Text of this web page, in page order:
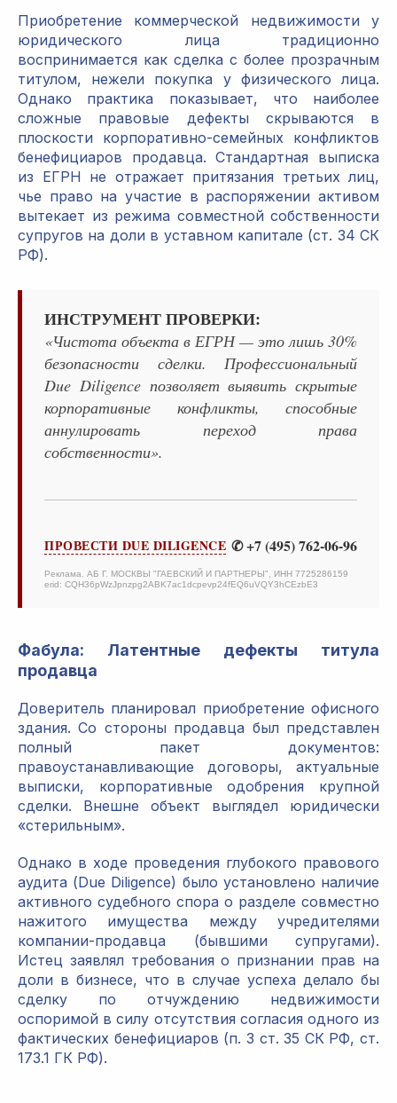
Приобретение коммерческой недвижимости у
юридического лица традиционно
воспринимается как сделка с более прозрачным
титулом, нежели покупка у физического лица.
Однако практика показывает, что наиболее
сложные правовые дефекты скрываются в
плоскости корпоративно-семейных конфликтов
бенефициаров продавца. Стандартная выписка
из ЕГРН не отражает притязания третьих лиц,
чье право на участие в распоряжении активом
вытекает из режима совместной собственности
супругов на доли в уставном капитале (ст. 34 СК
РФ).
ИНСТРУМЕНТ ПРОВЕРКИ:
«Чистота объекта в ЕГРН — это лишь 30%
безопасности сделки. Профессиональный
Due Diligence позволяет выявить скрытые
корпоративные конфликты, способные
аннулировать переход права
собственности».
ПРОВЕСТИ DUE DILIGENCE ✆ +7 (495) 762-06-96
Реклама. АБ Г. МОСКВЫ "ГАЕВСКИЙ И ПАРТНЕРЫ", ИНН 7725286159
erid: CQH36pWzJpnzpg2ABK7ac1dcpevp24fEQ6uVQY3hCEzbE3
Фабула: Латентные дефекты титула
продавца
Доверитель планировал приобретение офисного
здания. Со стороны продавца был представлен
полный пакет документов:
правоустанавливающие договоры, актуальные
выписки, корпоративные одобрения крупной
сделки. Внешне объект выглядел юридически
«стерильным».
Однако в ходе проведения глубокого правового
аудита (Due Diligence) было установлено наличие
активного судебного спора о разделе совместно
нажитого имущества между учредителями
компании-продавца (бывшими супругами).
Истец заявлял требования о признании прав на
доли в бизнесе, что в случае успеха делало бы
сделку по отчуждению недвижимости
оспоримой в силу отсутствия согласия одного из
фактических бенефициаров (п. 3 ст. 35 СК РФ, ст.
173.1 ГК РФ).